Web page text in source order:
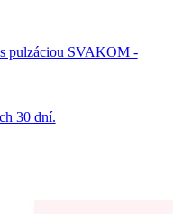
pulzáciou SVAKOM -
30 dní.